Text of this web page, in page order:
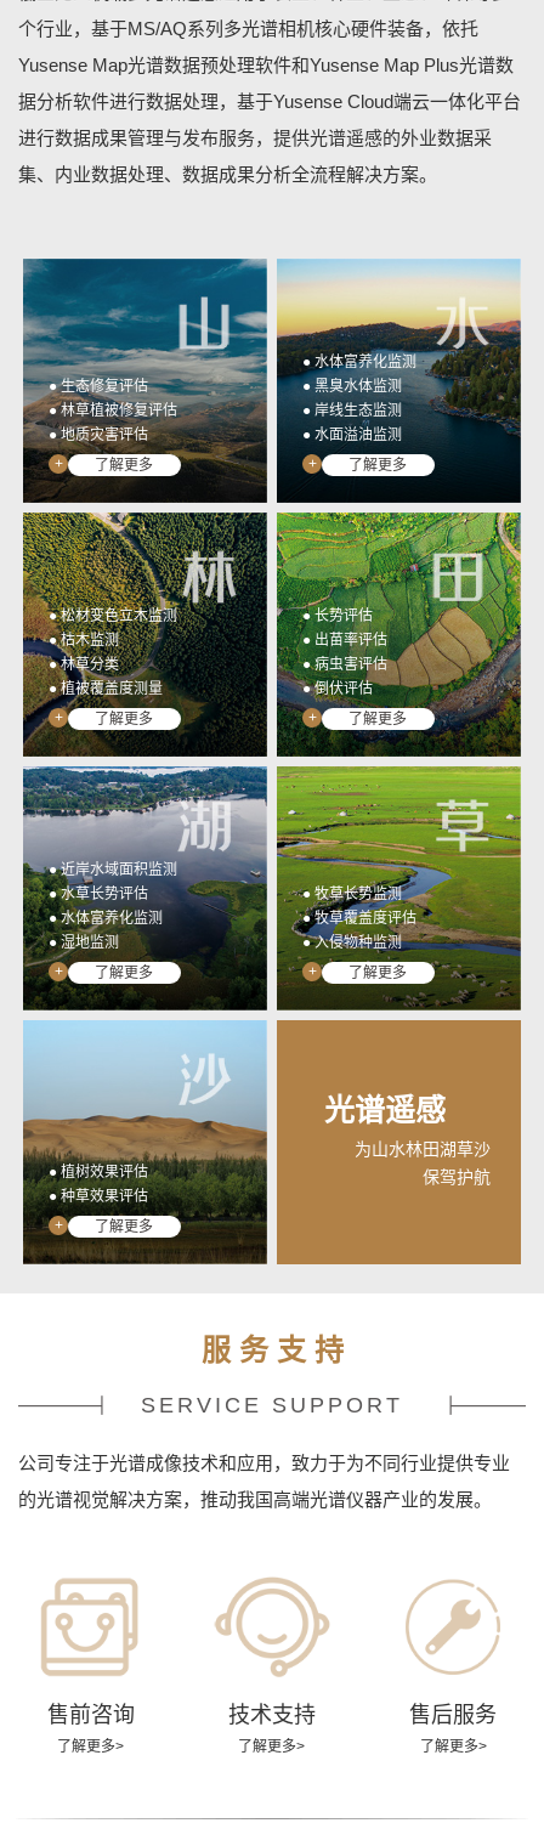
YUSENSENET
展示
光谱数据展示平台
YUSENSEVIEWER
YUSENSESDK
个行业，基于MS/AQ系列多光谱相机核心硬件装备，依托
Yusense Map光谱数据预处理软件和Yusense Map Plus光谱数
据分析软件进行数据处理，基于Yusense Cloud端云一体化平台
进行数据成果管理与发布服务，提供光谱遥感的外业数据采
集、内业数据处理、数据成果分析全流程解决方案。
● 生态修复评估
● 林草植被修复评估
● 地质灾害评估
+
了解更多
● 水体富养化监测
● 黑臭水体监测
● 岸线生态监测
● 水面溢油监测
+
了解更多
● 松材变色立木监测
● 枯木监测
● 林草分类
● 植被覆盖度测量
+
了解更多
● 长势评估
● 出苗率评估
● 病虫害评估
● 倒伏评估
+
了解更多
● 近岸水域面积监测
● 水草长势评估
● 水体富养化监测
● 湿地监测
+
了解更多
● 牧草长势监测
● 牧草覆盖度评估
● 入侵物种监测
+
了解更多
● 植树效果评估
● 种草效果评估
+
了解更多
光谱遥感
为山水林田湖草沙
保驾护航
服 务 支 持
SERVICE SUPPORT
公司专注于光谱成像技术和应用，致力于为不同行业提供专业
的光谱视觉解决方案，推动我国高端光谱仪器产业的发展。
售前咨询
了解更多>
技术支持
了解更多>
售后服务
了解更多>